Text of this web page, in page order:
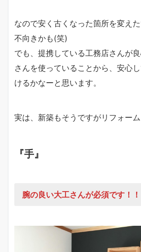
なので安く古くなった箇所を変え
不向きかも(笑)
でも、提携している工務店さんが
さんを使っていることから、安心
けるかなーと思います。
実は、新築もそうですがリフォー
『手』
腕の良い大工さんが必須です！！